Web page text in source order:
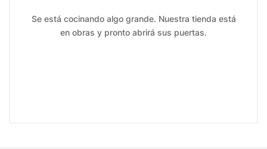
Se está cocinando algo grande. Nuestra tienda está
en obras y pronto abrirá sus puertas.